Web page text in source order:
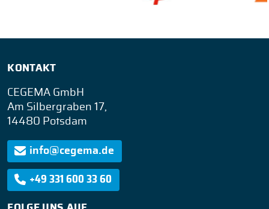
KONTAKT
CEGEMA GmbH
Am Silbergraben 17,
14480 Potsdam
info@cegema.de
+49 331 600 33 60